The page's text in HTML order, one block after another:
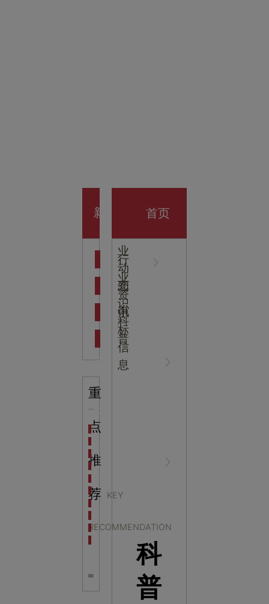
开业大
吉
新
心
NEWS
CENTER
业
动
态
行
业
资
讯
知
识
科
普
中
标
信
息
重
点
推
荐 KEY
RECOMMENDATION
海洋馆设计建设方案：展示内容和互动体验设计
非遗文化展厅设计要点：展厅布局策展技巧和创新元
航空航天科技馆设计思路：如何设计促进公众的兴趣
目前科技馆的展示内容主要包含哪些几个方面？
全息体验馆设计：打造身临其境的奇妙世界
首页
科
普